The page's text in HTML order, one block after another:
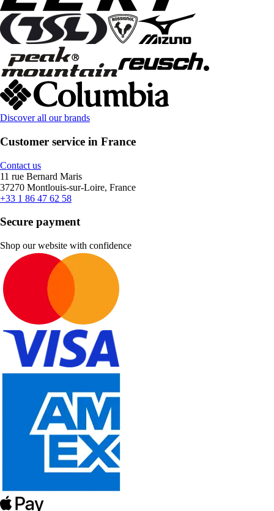
Discover all our brands
Customer service in France
Contact us
11 rue Bernard Maris
37270 Montlouis-sur-Loire, France
+33 1 86 47 62 58
Secure payment
Shop our website with confidence